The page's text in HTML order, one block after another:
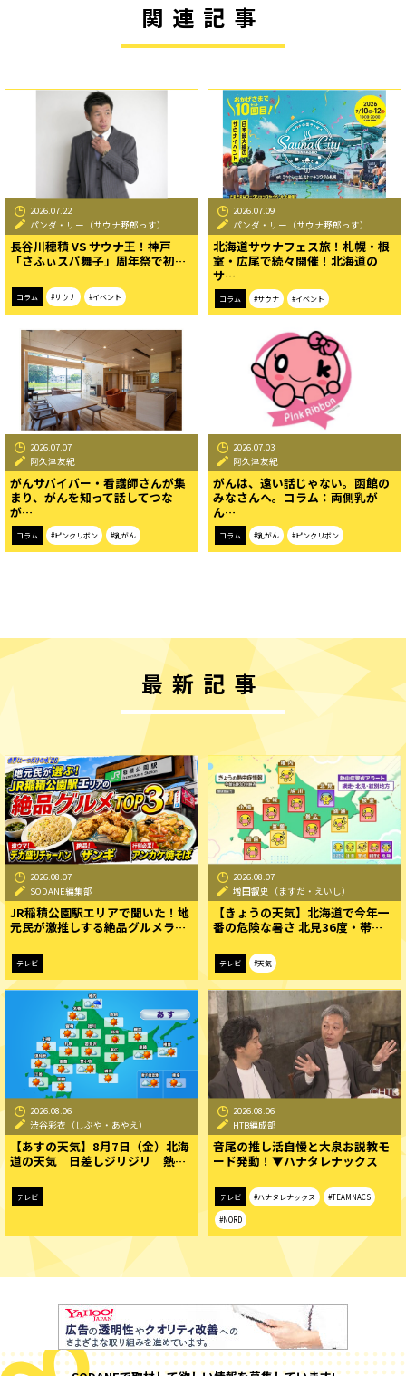
関連記事
2026.07.22
パンダ・リー（サウナ野郎っす）
長谷川穂積 VS サウナ王！神戸
「さふぃスパ舞子」周年祭で初…
コラム #サウナ #イベント
2026.07.09
パンダ・リー（サウナ野郎っす）
北海道サウナフェス旅！札幌・根
室・広尾で続々開催！北海道の
サ…
コラム #サウナ #イベント
2026.07.07
阿久津友紀
がんサバイバー・看護師さんが集
まり、がんを知って話してつな
が…
コラム #ピンクリボン #乳がん
2026.07.03
阿久津友紀
がんは、遠い話じゃない。函館の
みなさんへ。コラム：両側乳が
ん…
コラム #乳がん #ピンクリボン
最新記事
2026.08.07
SODANE編集部
JR稲積公園駅エリアで聞いた！地
元民が激推しする絶品グルメラ…
テレビ
2026.08.07
増田叡史（ますだ・えいし）
【きょうの天気】北海道で今年一
番の危険な暑さ 北見36度・帯…
テレビ #天気
2026.08.06
渋谷彩衣（しぶや・あやえ）
【あすの天気】8月7日（金）北海
道の天気 日差しジリジリ 熱…
テレビ
2026.08.06
HTB編成部
音尾の推し活自慢と大泉お説教モ
ード発動！▼ハナタレナックス
テレビ #ハナタレナックス #TEAMNACS
#NORD